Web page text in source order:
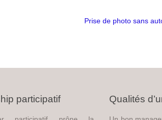
Prise de photo sans
participatif Qualités